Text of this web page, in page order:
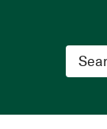
Search